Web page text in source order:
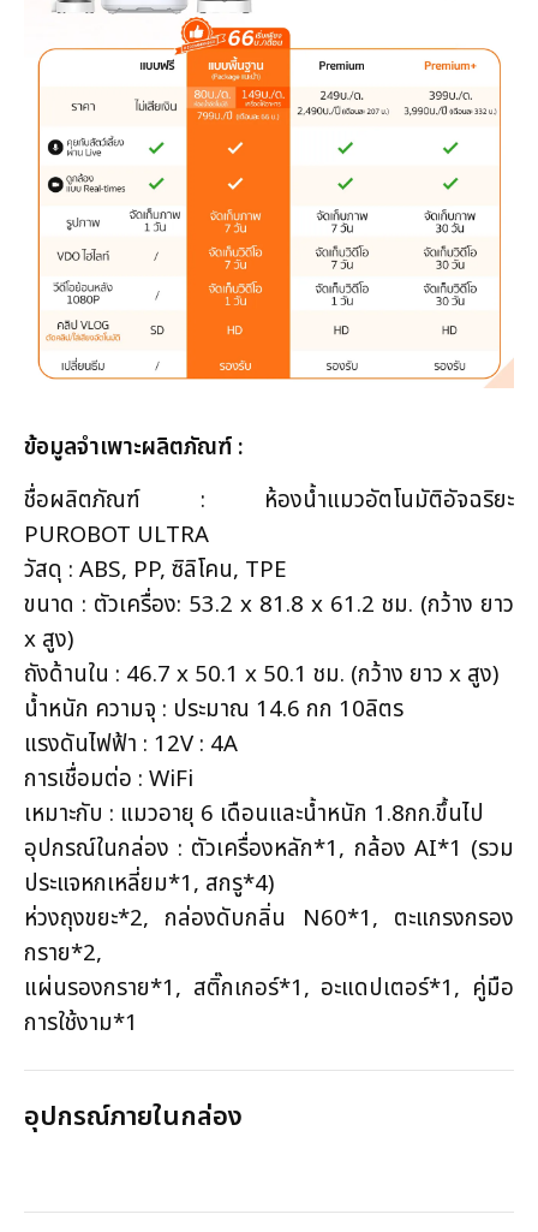
ข้อมูลจำเพาะผลิตภัณฑ์ :
ชื่อผลิตภัณฑ์ : ห้องน้ำแมวอัตโนมัติอัจฉริยะ
PUROBOT ULTRA
วัสดุ : ABS, PP, ซิลิโคน, TPE
ขนาด : ตัวเครื่อง: 53.2 x 81.8 x 61.2 ชม. (กว้าง ยาว
x สูง)
ถังด้านใน : 46.7 x 50.1 x 50.1 ชม. (กว้าง ยาว x สูง)
น้ำหนัก ความจุ : ประมาณ 14.6 กก 10ลิตร
แรงดันไฟฟ้า : 12V : 4A
การเชื่อมต่อ : WiFi
เหมาะกับ : แมวอายุ 6 เดือนและน้ำหนัก 1.8กก.ขึ้นไป
อุปกรณ์ในกล่อง : ตัวเครื่องหลัก*1, กล้อง AI*1 (รวม
ประแจหกเหลี่ยม*1, สกรู*4)
ห่วงถุงขยะ*2, กล่องดับกลิ่น N60*1, ตะแกรงกรอง
กราย*2,
แผ่นรองกราย*1, สติ๊กเกอร์*1, อะแดปเตอร์*1, คู่มือ
การใช้งาม*1
อุปกรณ์ภายในกล่อง